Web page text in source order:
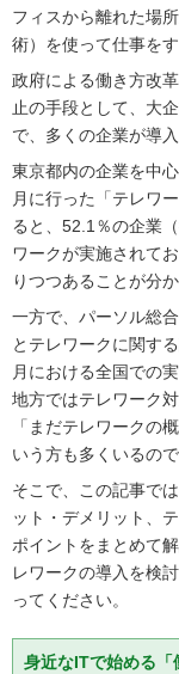
フィスから離れた場
術）を使って仕事を
政府による働き方改
止の手段として、大
で、多くの企業が導
東京都内の企業を中
月に行った「テレワ
ると、52.1％の企業
ワークが実施されて
りつつあることが分か
一方で、パーソル総
とテレワークに関す
月における全国での
地方ではテレワーク
「まだテレワークの
いう方も多くいるの
そこで、この記事で
ット・デメリット、
ポイントをまとめて
レワークの導入を検
ってください。
身近なITで始める